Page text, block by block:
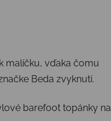
malíčku, vďaka čomu
Beda zvyknutí.
barefoot topánky na